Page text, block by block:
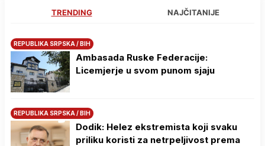
TRENDING NAJČITANIJE
REPUBLIKA SRPSKA / BIH
Ambasada Ruske Federacije:
Licemjerje u svom punom sjaju
REPUBLIKA SRPSKA / BIH
Dodik: Helez ekstremista koji svaku
priliku koristi za netrpeljivost prema